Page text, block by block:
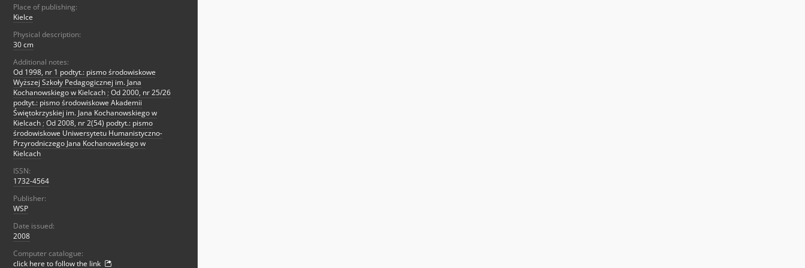
Place of publishing:
Kielce
Physical description:
30 cm
Additional notes:
Od 1998, nr 1 podtyt.: pismo środowiskowe
Wyższej Szkoły Pedagogicznej im. Jana
Kochanowskiego w Kielcach ; Od 2000, nr 25/26
podtyt.: pismo środowiskowe Akademii
Świętokrzyskiej im. Jana Kochanowskiego w
Kielcach ; Od 2008, nr 2(54) podtyt.: pismo
środowiskowe Uniwersytetu Humanistyczno-
Przyrodniczego Jana Kochanowskiego w
Kielcach
ISSN:
1732-4564
Publisher:
WSP
Date issued:
2008
Computer catalogue:
click here to follow the link